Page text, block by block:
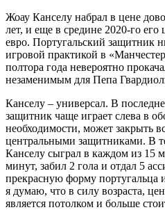
Жоау Канселу набрал в цене
лет, и еще в средине 2020-го
евро. Португальский защитник
игровой практикой в
полтора года невероятно
незаменимым для Пепа
Канселу – универсал. В
защитник чаще играет слева в
необходимости, может закрыть
центральными защитниками. В
Канселу сыграл в каждом из 15
минут, забил 2 гола и отдал 5
прекрасную форму португальца
я думаю, что в силу возраста,
является потолком и больше